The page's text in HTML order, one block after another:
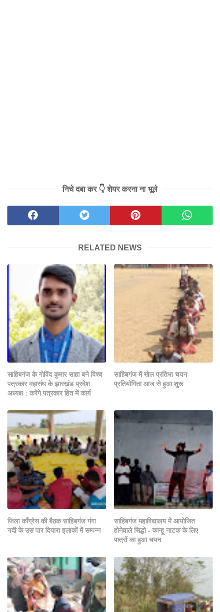
निचे दबा कर 👇 शेयर करना ना भूले
RELATED NEWS
साहिबगंज के गोविंद कुमार साहा बने विश्व
पत्रकार महासंघ के झारखंड प्रदेश
अध्यक्ष : करेंगे पत्रकार हित में कार्य
साहिबगंज में खेल प्रतिभा चयन
प्रतियोगिता आज से हुआ शुरू
जिला काँग्रेस की बैठक साहिबगंज गंगा
नदी के उस पार दियारा इलाकों में सम्पन्न
साहिबगंज महाविद्यालय में आयोजित
होनेवाले सिद्धो - कान्हू नाटक के लिए
पात्रों का हुआ चयन